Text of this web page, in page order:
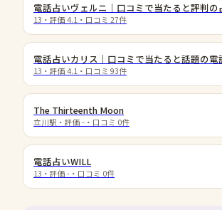
電話占いヴェルニ｜口コミで当たると評判
13 ・評価 4.1 ・口コミ 27件
電話占いカリス｜口コミで当たると話題の電
13 ・評価 4.1 ・口コミ 93件
The Thirteenth Moon
立川駅 ・評価 - ・口コミ 0件
電話占いWILL
13 ・評価 - ・口コミ 0件